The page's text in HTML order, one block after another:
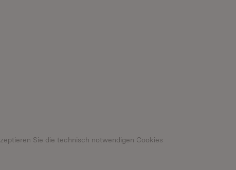
Sie die technisch notwendigen Cookies